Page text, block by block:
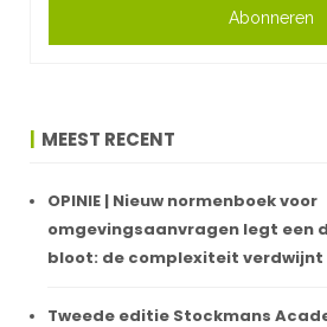
Abonneren
MEEST RECENT
OPINIE | Nieuw normenboek voor
omgevingsaanvragen legt een
bloot: de complexiteit
Tweede editie Stockmans